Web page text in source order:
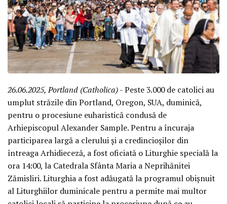
26.06.2025, Portland (Catholica)- Peste 3.000 de catolici au
umplut străzile din Portland, Oregon, SUA, duminică,
pentru o procesiune euharistică condusă de
Arhiepiscopul Alexander Sample. Pentru a încuraja
participarea largă a clerului și a credincioșilor din
întreaga Arhidieceză, a fost oficiată o Liturghie specială la
ora 14:00, la Catedrala Sfânta Maria a Neprihănitei
Zămisliri. Liturghia a fost adăugată la programul obișnuit
al Liturghiilor duminicale pentru a permite mai multor